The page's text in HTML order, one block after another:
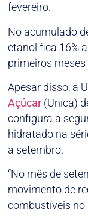
fevereiro.
No acumulado
etanol fica 16%
primeiros
Apesar disso, a
Açúcar (Unica)
configura a
hidratado na
a setembro.
“No mês de
movimento de
combustíveis no